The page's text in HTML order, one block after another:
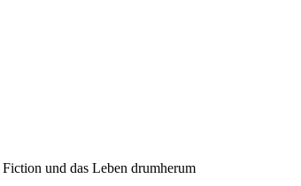
und das Leben drumherum